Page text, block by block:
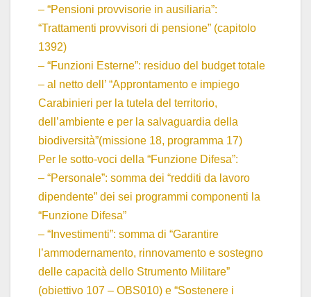
– “Pensioni provvisorie in ausiliaria”:
“Trattamenti provvisori di pensione” (capitolo
1392)
– “Funzioni Esterne”: residuo del budget totale
– al netto dell’ “Approntamento e impiego
Carabinieri per la tutela del territorio,
dell’ambiente e per la salvaguardia della
biodiversità”(missione 18, programma 17)
Per le sotto-voci della “Funzione Difesa”:
– “Personale”: somma dei “redditi da lavoro
dipendente” dei sei programmi componenti la
“Funzione Difesa”
– “Investimenti”: somma di “Garantire
l’ammodernamento, rinnovamento e sostegno
delle capacità dello Strumento Militare”
(obiettivo 107 – OBS010) e “Sostenere i